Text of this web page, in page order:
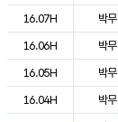
16.07H
박무
16.06H
박무
16.05H
박무
16.04H
박무